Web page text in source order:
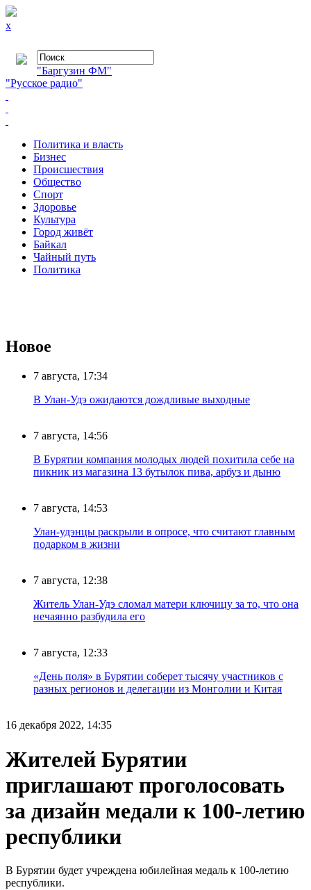
x
"Баргузин ФМ"
"Русское радио"
Политика и власть
Бизнес
Происшествия
Общество
Cпорт
Здоровье
Культура
Город живёт
Байкал
Чайный путь
Политика
Новое
7 августа, 17:34
В Улан-Удэ ожидаются дождливые выходные
7 августа, 14:56
В Бурятии компания молодых людей похитила себе на
пикник из магазина 13 бутылок пива, арбуз и дыню
7 августа, 14:53
Улан-удэнцы раскрыли в опросе, что считают главным
подарком в жизни
7 августа, 12:38
Житель Улан-Удэ сломал матери ключицу за то, что она
нечаянно разбудила его
7 августа, 12:33
«День поля» в Бурятии соберет тысячу участников с
разных регионов и делегации из Монголии и Китая
16 декабря 2022, 14:35
Жителей Бурятии
приглашают проголосовать
за дизайн медали к 100-летию
республики
В Бурятии будет учреждена юбилейная медаль к 100-летию
республики.